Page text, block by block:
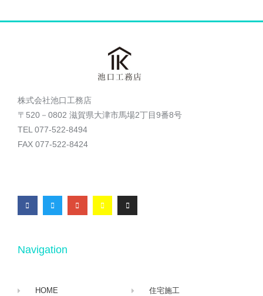
株式会社池口工務店
〒520－0802 滋賀県大津市馬場2丁目9番8号
TEL 077-522-8494
FAX 077-522-8424
Navigation
HOME 住宅施工